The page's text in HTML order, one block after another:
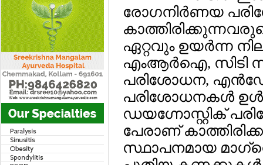
രോഗനിര്‍ണയ
ഏറ്റവും ഉയര്‍ന്ന
എംആര്‍ഐ, സിടി
പരിശോധന,
പരിശോധനകള്‍
ഡയഗ്നോസ്റ്റിക്
പേരാണ്
സ്ഥാപനമായ